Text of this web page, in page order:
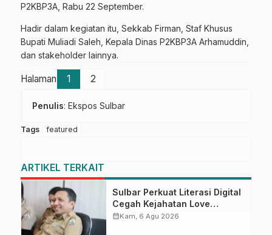
P2KBP3A, Rabu 22 September.
Hadir dalam kegiatan itu, Sekkab Firman, Staf Khusus
Bupati Muliadi Saleh, Kepala Dinas P2KBP3A Arhamuddin,
dan stakeholder lainnya.
Halaman 1 2
Penulis: Ekspos Sulbar
Tags featured
ARTIKEL TERKAIT
Sulbar Perkuat Literasi Digital
Cegah Kejahatan Love
Scamming
calendar_monthKam, 6 Agu 2026